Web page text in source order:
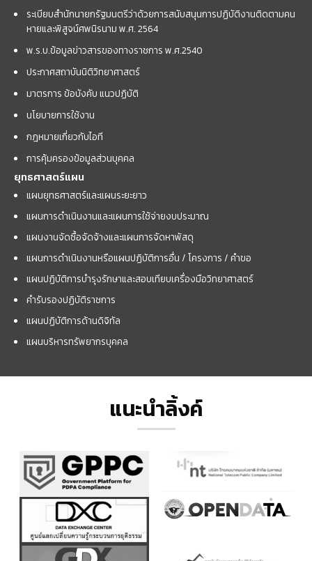
ระเบียบสำนักนายกรัฐมนตรีว่าด้วยการสนับสนุนการปฏิบัติงานติดตามคน
หายและพิสูจน์ศพนิรนาม พ.ศ. 2564
พ.ร.บ.ข้อมูลข่าวสารของทางราชการ พ.ศ.2540
ประกาศสถาบันนิติวิทยาศาสตร์
มาตรการ ข้อบังคับ แนวปฏิบัติ
นโยบายการใช้งาน
กฎหมายเกี่ยวกับไอที
การคุ้มครองข้อมูลส่วนบุคคล
ยุทธศาสตร์แผน
แผนยุทธศาสตร์และแผนระยะยาว
แผนการดำเนินงานและแผนการใช้จ่ายงบประมาณ
แผนงานจัดซื้อจัดจ้างและแผนการจัดหาพัสดุ
แผนการดำเนินงานหรือแผนปฏิบัติการอื่น / โครงการ / คำขอ
แผนปฏิบัติการบำรุงรักษาและสอบเทียบเครื่องมือวิทยาศาสตร์
คำรับรองปฏิบัติราชการ
แผนปฏิบัติการด้านดิจิทัล
แผนบริหารทรัพยากรบุคคล
แนะนำลิ้งค์